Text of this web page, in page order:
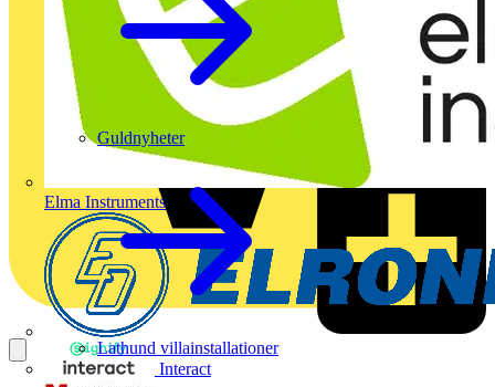
Elma Instruments
Interact
Guldnyheter
Lathund villainstallationer